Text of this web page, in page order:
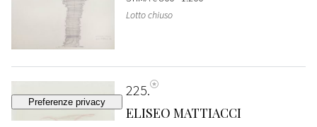
Lotto chiuso
225
ELISEO MATTIACCI